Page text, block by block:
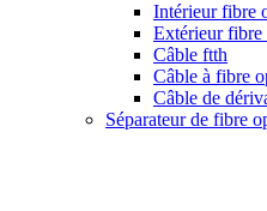
Intérieur fibre
Extérieur fibre
Câble ftth
Câble à fibre
Câble de
Séparateur de fibre